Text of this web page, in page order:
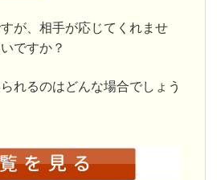
が、相手が応じてくれませ
ですか？
れるのはどんな場合でしょう